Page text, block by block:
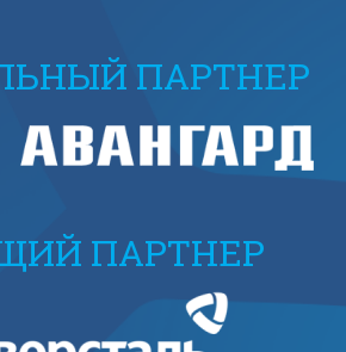
ПАРТНЕР
ПАРТНЕР